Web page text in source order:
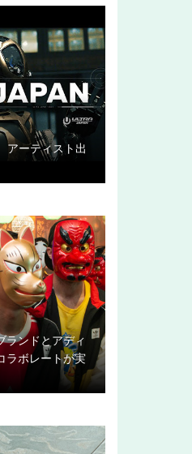
アーティスト出
ランドとアディ
ラボレートが実